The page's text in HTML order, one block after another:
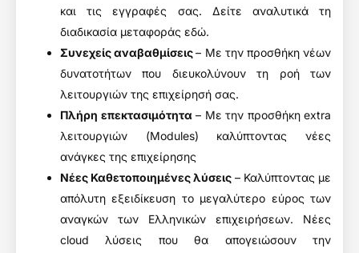
και τις εγγραφές σας. Δείτε αναλυτικά τη
διαδικασία μεταφοράς εδώ.
Συνεχείς αναβαθμίσεις– Με την προσθήκη νέων
δυνατοτήτων που διευκολύνουν τη ροή των
λειτουργιών της επιχείρησή σας.
Πλήρη επεκτασιμότητα – Με την προσθήκη extra
λειτουργιών (Modules) καλύπτοντας νέες
ανάγκες της επιχείρησης
Νέες Καθετοποιημένες λύσεις – Καλύπτοντας με
απόλυτη εξειδίκευση το μεγαλύτερο εύρος των
αναγκών των Ελληνικών επιχειρήσεων. Νέες
cloud λύσεις που θα απογειώσουν την